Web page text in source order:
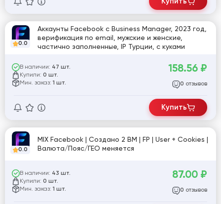
0.0
Аккаунты Facebook с Business Manager, 2023 год,
верификация по email, мужские и женские,
частично заполненные, IP Турции, с куками
В наличии: 47 шт.
Купили: 0 шт.
Мин. заказ: 1 шт.
158.56 ₽
0 отзывов
Купить
0.0
MIX Facebook | Создано 2 BM | FP | User + Cookies |
Валюта/Пояс/ГЕО меняется
В наличии: 43 шт.
Купили: 0 шт.
Мин. заказ: 1 шт.
87.00 ₽
0 отзывов